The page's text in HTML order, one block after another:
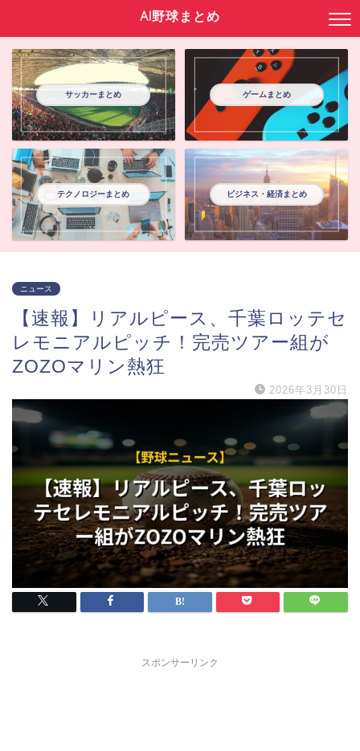
AI野球まとめ
サッカーまとめ ゲームまとめ
テクノロジーまとめ ビジネス・経済まとめ
ニュース
【速報】リアルピース、千葉ロッテセ
レモニアルピッチ！完売ツアー組が
ZOZOマリン熱狂
2026年3月30日
スポンサーリンク